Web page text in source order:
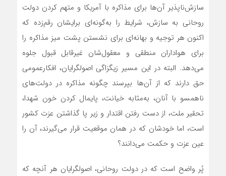
سازش‌ناپذير آن‌ها براي مذاکره با آمريکا و متهم کردن دولت
روحاني به سازش‌، شرايط را به‌گونه‌اي برايشان رقم‌زده که
اکنون هر توجيه و بهانه‌اي براي نشستن پشت ميز مذاکره را
براي هواداران منطقي و معقول‌شان غيرقابل ‌قبول‌ جلوه
مي‌دهد. البته در اين مسير زيگزاگي اصولگرايان، افکارعمومي
حق دارند که از آن‌ها بپرسند چگونه مذاکره در دولت‌هاي
ناهمسو با آنان، به‌مثابه خيانت، پايمال کردن خون شهدا،
تحقير ملت، از دست رفتن اقتدار و زير پا گذاشتن عزت کشور
است، اما خودشان که در همان موقعيت قرار مي‌گيرند، آن را
عين عزت و حکمت مي‌دانند؟
پُر واضح است که در دولت روحاني، اصولگرايان هر آنچه که